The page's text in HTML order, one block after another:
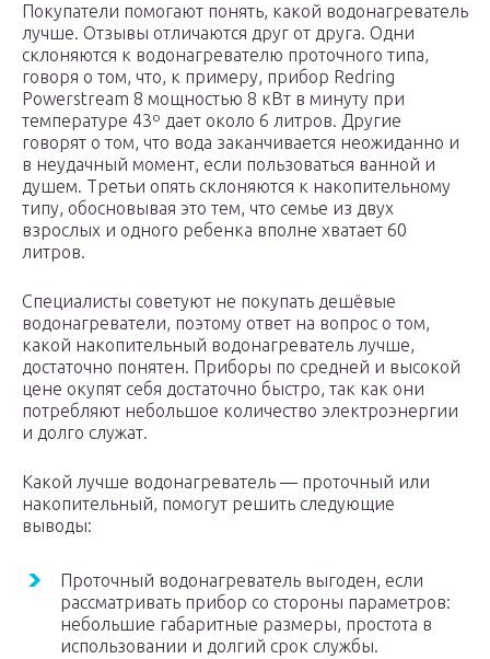
Покупатели помогают понять, какой водонагреватель
лучше. Отзывы отличаются друг от друга. Одни
склоняются к водонагревателю проточного типа,
говоря о том, что, к примеру, прибор Redring
Powerstream 8 мощностью 8 кВт в минуту при
температуре 43º дает около 6 литров. Другие
говорят о том, что вода заканчивается неожиданно и
в неудачный момент, если пользоваться ванной и
душем. Третьи опять склоняются к накопительному
типу, обосновывая это тем, что семье из двух
взрослых и одного ребенка вполне хватает 60
литров.
Специалисты советуют не покупать дешёвые
водонагреватели, поэтому ответ на вопрос о том,
какой накопительный водонагреватель лучше,
достаточно понятен. Приборы по средней и высокой
цене окупят себя достаточно быстро, так как они
потребляют небольшое количество электроэнергии
и долго служат.
Какой лучше водонагреватель — проточный или
накопительный, помогут решить следующие
выводы:
Проточный водонагреватель выгоден, если
рассматривать прибор со стороны параметров:
небольшие габаритные размеры, простота в
использовании и долгий срок службы.